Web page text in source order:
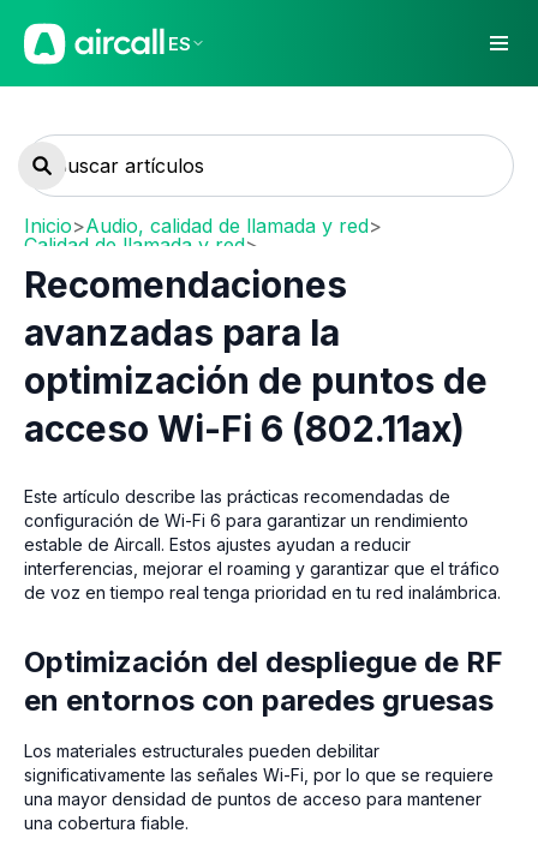
ES
Inicio>Audio, calidad de llamada y red>
Calidad de llamada y red>
Network requirements and recommendations
Recomendaciones
avanzadas para la
optimización de puntos de
acceso Wi-Fi 6 (802.11ax)
Este artículo describe las prácticas recomendadas de
configuración de Wi-Fi 6 para garantizar un rendimiento
estable de Aircall. Estos ajustes ayudan a reducir
interferencias, mejorar el roaming y garantizar que el tráfico
de voz en tiempo real tenga prioridad en tu red inalámbrica.
Optimización del despliegue de RF
en entornos con paredes gruesas
Los materiales estructurales pueden debilitar
significativamente las señales Wi-Fi, por lo que se requiere
una mayor densidad de puntos de acceso para mantener
una cobertura fiable.